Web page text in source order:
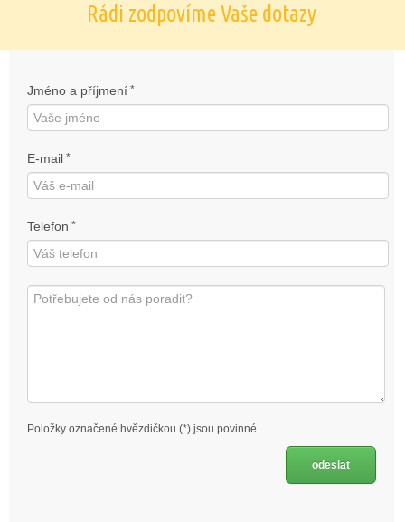
Rádi zodpovíme Vaše dotazy
Jméno a příjmení *
E-mail *
Telefon *
Položky označené hvězdičkou (*) jsou povinné.